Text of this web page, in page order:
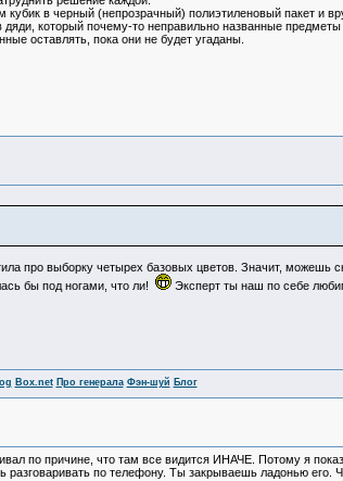
в черный (непрозрачный) полиэтиленовый пакет и
который почему-то неправильно названные
оставлять, пока они не будет угаданы.
про выборку четырех базовых цветов. Значит, можешь
бы под ногами, что ли!
Эксперт ты наш по себе
Box.net Про генерала Фэн-шуй Блог
по причине, что там все видится ИНАЧЕ. Потому я
разговаривать по телефону. Ты закрываешь ладонью